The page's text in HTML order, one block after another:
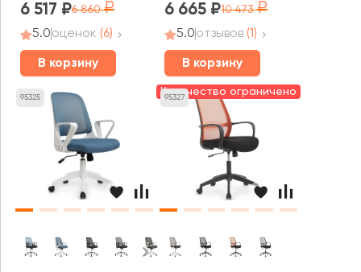
6 517 6 860
5.0оценок (6)
В корзину
6 665 10 473
5.0отзывов (1)
В корзину
95325 95327
Количество ограничено